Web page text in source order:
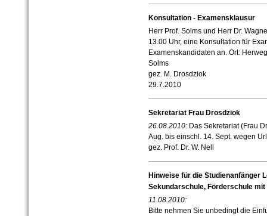
Konsultation - Examensklausur
Herr Prof. Solms und Herr Dr.
13.00 Uhr, eine Konsultation für
Examenskandidaten an. Ort:
Solms
gez. M. Drosdziok
29.7.2010
Sekretariat Frau Drosdziok
26.08.2010: Das Sekretariat (Frau
Aug. bis einschl. 14. Sept. wegen
gez. Prof. Dr. W. Nell
Hinweise für die Studienanfänger
Sekundarschule, Förderschule
11.08.2010:
Bitte nehmen Sie unbedingt die